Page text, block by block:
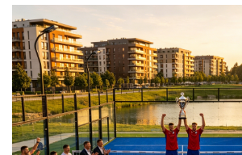
συνδυάζει αλουμίνιο βαθμού αεροναυτικής με
επεξεργασία T6 και σύνθετο υλικό
Σε σύγκριση με τα παραδοσιακά...